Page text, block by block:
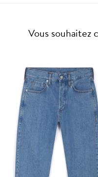
Vous souhaitez